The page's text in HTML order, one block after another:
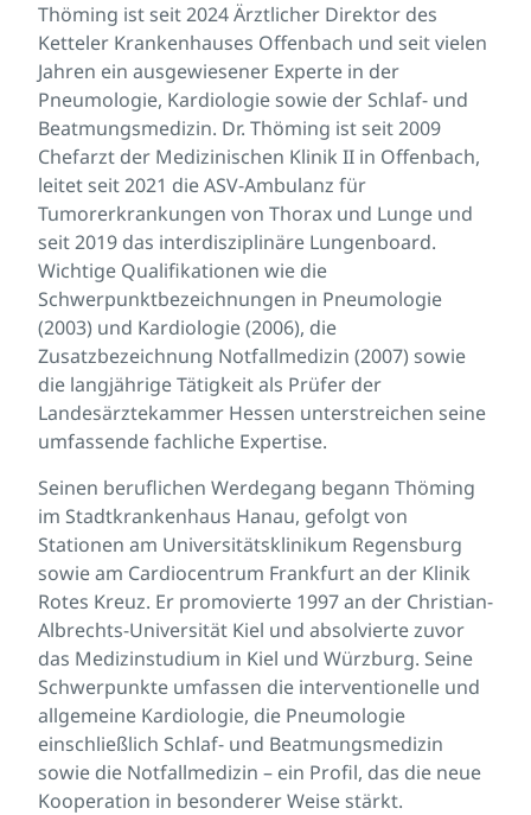
Thöming ist seit 2024 Ärztlicher Direktor des
Ketteler Krankenhauses Offenbach und seit vielen
Jahren ein ausgewiesener Experte in der
Pneumologie, Kardiologie sowie der Schlaf- und
Beatmungsmedizin. Dr. Thöming ist seit 2009
Chefarzt der Medizinischen Klinik II in Offenbach,
leitet seit 2021 die ASV-Ambulanz für
Tumorerkrankungen von Thorax und Lunge und
seit 2019 das interdisziplinäre Lungenboard.
Wichtige Qualifikationen wie die
Schwerpunktbezeichnungen in Pneumologie
(2003) und Kardiologie (2006), die
Zusatzbezeichnung Notfallmedizin (2007) sowie
die langjährige Tätigkeit als Prüfer der
Landesärztekammer Hessen unterstreichen seine
umfassende fachliche Expertise.
Seinen beruflichen Werdegang begann Thöming
im Stadtkrankenhaus Hanau, gefolgt von
Stationen am Universitätsklinikum Regensburg
sowie am Cardiocentrum Frankfurt an der Klinik
Rotes Kreuz. Er promovierte 1997 an der Christian-
Albrechts-Universität Kiel und absolvierte zuvor
das Medizinstudium in Kiel und Würzburg. Seine
Schwerpunkte umfassen die interventionelle und
allgemeine Kardiologie, die Pneumologie
einschließlich Schlaf- und Beatmungsmedizin
sowie die Notfallmedizin – ein Profil, das die neue
Kooperation in besonderer Weise stärkt.